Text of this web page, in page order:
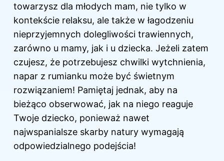
towarzysz dla młodych mam, nie tylko w
kontekście relaksu, ale także w łagodzeniu
nieprzyjemnych dolegliwości trawiennych,
zarówno u mamy, jak i u dziecka. Jeżeli zatem
czujesz, że potrzebujesz chwilki wytchnienia,
napar z rumianku może być świetnym
rozwiązaniem! Pamiętaj jednak, aby na
bieżąco obserwować, jak na niego reaguje
Twoje dziecko, ponieważ nawet
najwspanialsze skarby natury wymagają
odpowiedzialnego podejścia!